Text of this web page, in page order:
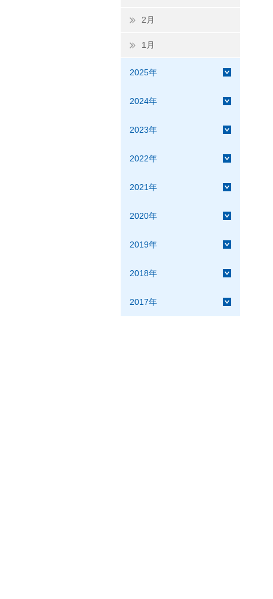
2月
1月
2025年
2024年
2023年
2022年
2021年
2020年
2019年
2018年
2017年